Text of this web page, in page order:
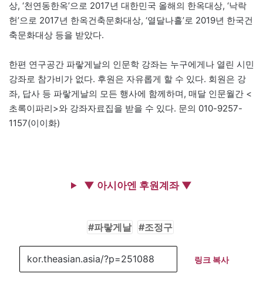
상, ‘천연동한옥’으로 2017년 대한민국 올해의 한옥대상, ‘낙락
헌’으로 2017년 한옥건축문화대상, ‘열달나흘’로 2019년 한국건
축문화대상 등을 받았다.
한편 연구공간 파랗게날의 인문학 강좌는 누구에게나 열린 시민
강좌로 참가비가 없다. 후원은 자유롭게 할 수 있다. 회원은 강
좌, 답사 등 파랗게날의 모든 행사에 함께하며, 매달 인문월간 <
초록이파리>와 강좌자료집을 받을 수 있다. 문의 010-9257-
1157(이이화)
▼ 아시아엔 후원계좌 ▼
파랗게날 조정구
링크 복사